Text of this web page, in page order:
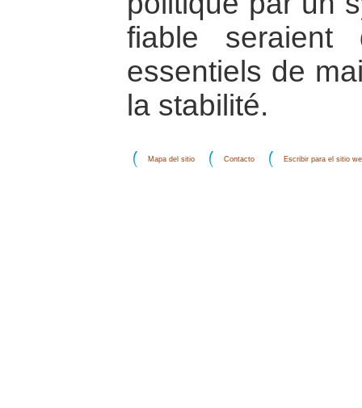
fiable seraient
essentiels de
la stabilité.
Mapa del sitio Contacto Escribir para el sitio